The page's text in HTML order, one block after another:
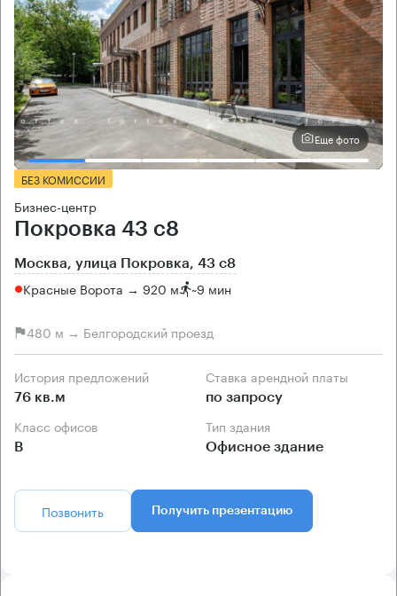
Еще фото
БЕЗ КОМИССИИ
Бизнес-центр
Покровка 43 с8
Москва, улица Покровка, 43 с8
Красные Ворота → 920 м ~9 мин
480 м → Белгородский проезд
История предложений
76 кв.м
Ставка арендной платы
по запросу
Класс офисов
B
Тип здания
Офисное здание
Позвонить Получить презентацию